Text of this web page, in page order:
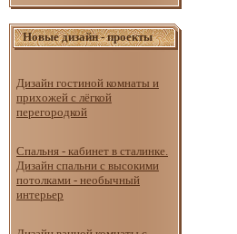
Новые дизайн - проекты
Дизайн гостиной комнаты и
прихожей с лёгкой
перегородкой
Спальня - кабинет в сталинке.
Дизайн спальни с высокими
потолками - необычный
интерьер